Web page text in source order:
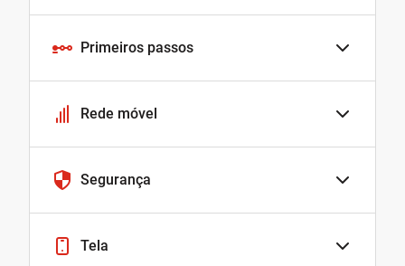
Primeiros passos
Rede móvel
Segurança
Tela